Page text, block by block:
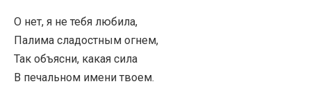
О нет, я не тебя любила,
Палима сладостным огнем,
Так объясни, какая сила
В печальном имени твоем.